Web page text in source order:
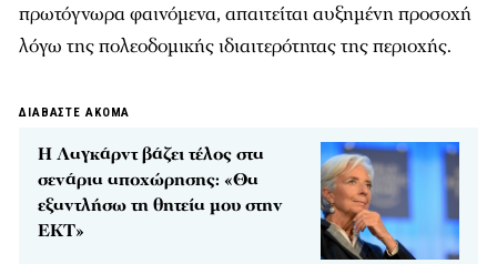
πρωτόγνωρα φαινόμενα, απαιτείται αυξημένη προσοχή
λόγω της πολεοδομικής ιδιαιτερότητας της περιοχής.
ΔΙΑΒΑΣΤΕ ΑΚΟΜΑ
H Λαγκάρντ βάζει τέλος στα
σενάρια αποχώρησης: «Θα
εξαντλήσω τη θητεία μου στην
ΕΚΤ»